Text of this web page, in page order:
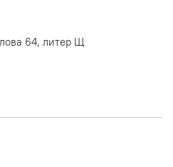
64, литер Щ